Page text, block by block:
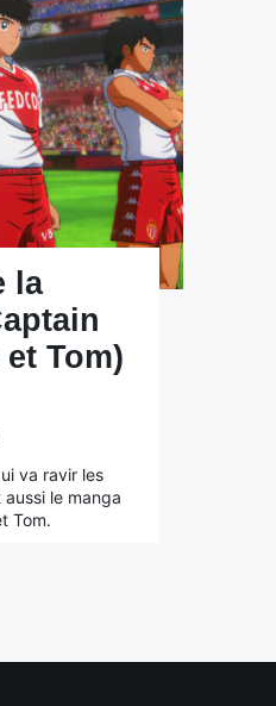
la
Tom)
va ravir les
le manga
Tom.